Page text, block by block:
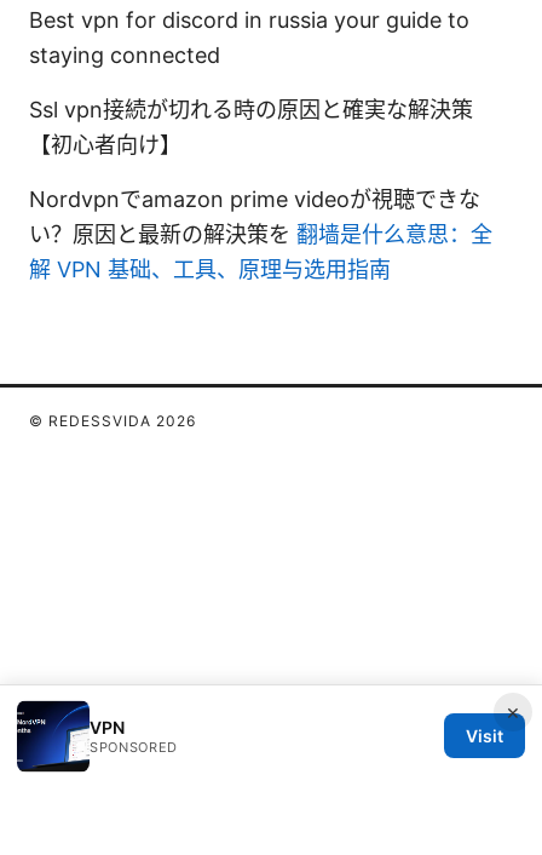
Best vpn for discord in russia your guide to
staying connected
Ssl vpn接続が切れる時の原因と確実な解決策
【初心者向け】
Nordvpnでamazon prime videoが視聴できな
い？原因と最新の解決策を 翻墙是什么意思：全
解 VPN 基础、工具、原理与选用指南
×
VPN
SPONSORED
Visit
© REDESSVIDA 2026